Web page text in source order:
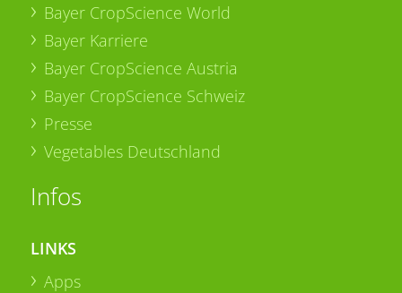
Bayer CropScience World
Bayer Karriere
Bayer CropScience Austria
Bayer CropScience Schweiz
Presse
Vegetables Deutschland
Infos
LINKS
Apps